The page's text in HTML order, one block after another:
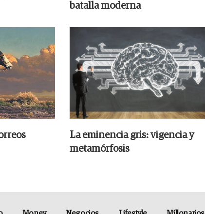
batalla moderna
La eminencia gris: vigencia y
metamórfosis